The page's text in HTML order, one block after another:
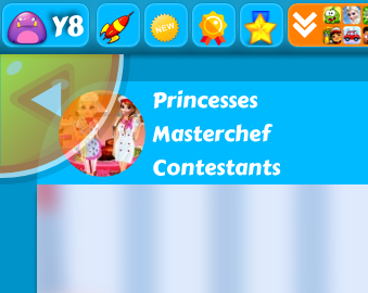
Y8
Princesses
Masterchef
Contestants